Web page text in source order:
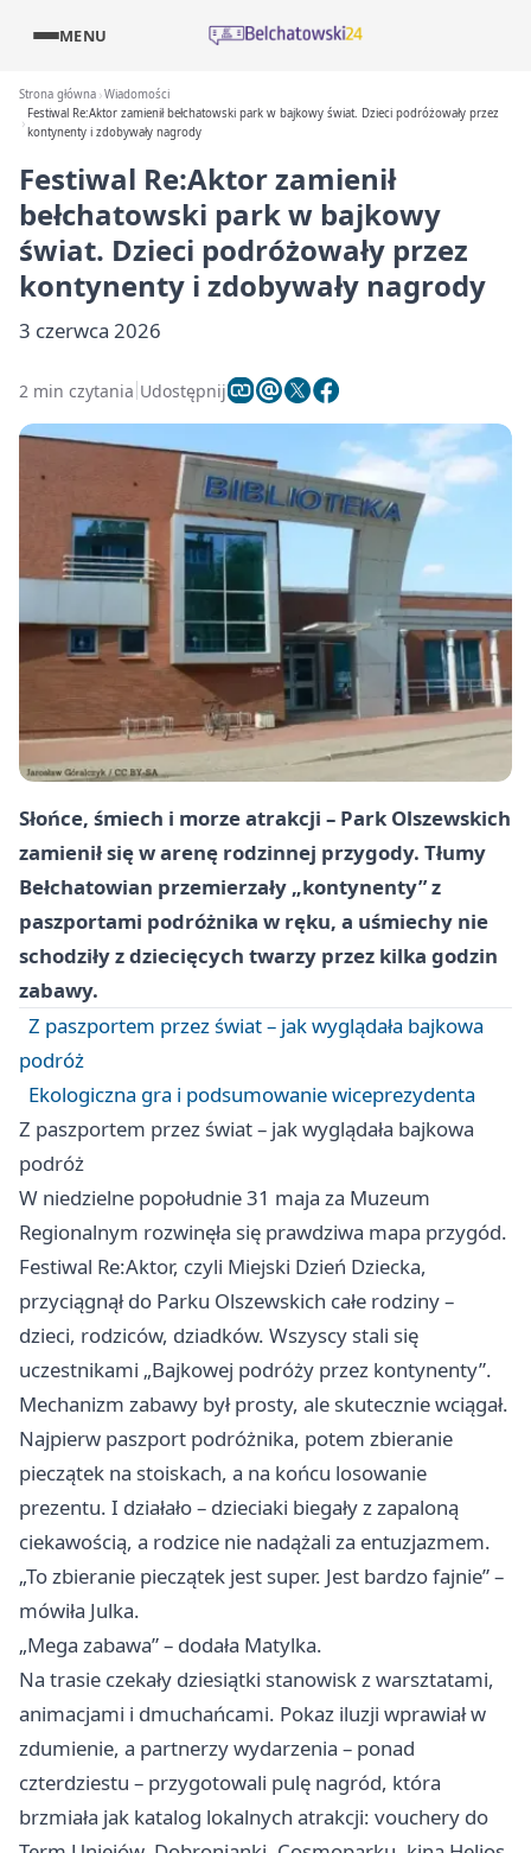
MENU
Strona główna Wiadomości
Festiwal Re:Aktor zamienił bełchatowski park w bajkowy świat. Dzieci podróżowały przez
kontynenty i zdobywały nagrody
Festiwal Re:Aktor zamienił
bełchatowski park w bajkowy
świat. Dzieci podróżowały przez
kontynenty i zdobywały nagrody
3 czerwca 2026
2 min czytania Udostępnij
Słońce, śmiech i morze atrakcji – Park Olszewskich
zamienił się w arenę rodzinnej przygody. Tłumy
Bełchatowian przemierzały „kontynenty” z
paszportami podróżnika w ręku, a uśmiechy nie
schodziły z dziecięcych twarzy przez kilka godzin
zabawy.
Z paszportem przez świat – jak wyglądała bajkowa
podróż
Ekologiczna gra i podsumowanie wiceprezydenta
Z paszportem przez świat – jak wyglądała bajkowa
podróż
W niedzielne popołudnie 31 maja za Muzeum
Regionalnym rozwinęła się prawdziwa mapa przygód.
Festiwal Re:Aktor, czyli Miejski Dzień Dziecka,
przyciągnął do Parku Olszewskich całe rodziny –
dzieci, rodziców, dziadków. Wszyscy stali się
uczestnikami „Bajkowej podróży przez kontynenty”.
Mechanizm zabawy był prosty, ale skutecznie wciągał.
Najpierw paszport podróżnika, potem zbieranie
pieczątek na stoiskach, a na końcu losowanie
prezentu. I działało – dzieciaki biegały z zapaloną
ciekawością, a rodzice nie nadążali za entuzjazmem.
„To zbieranie pieczątek jest super. Jest bardzo fajnie” –
mówiła Julka.
„Mega zabawa” – dodała Matylka.
Na trasie czekały dziesiątki stanowisk z warsztatami,
animacjami i dmuchańcami. Pokaz iluzji wprawiał w
zdumienie, a partnerzy wydarzenia – ponad
czterdziestu – przygotowali pulę nagród, która
brzmiała jak katalog lokalnych atrakcji: vouchery do